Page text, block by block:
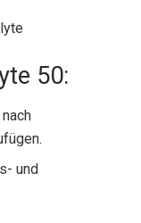
50:
und